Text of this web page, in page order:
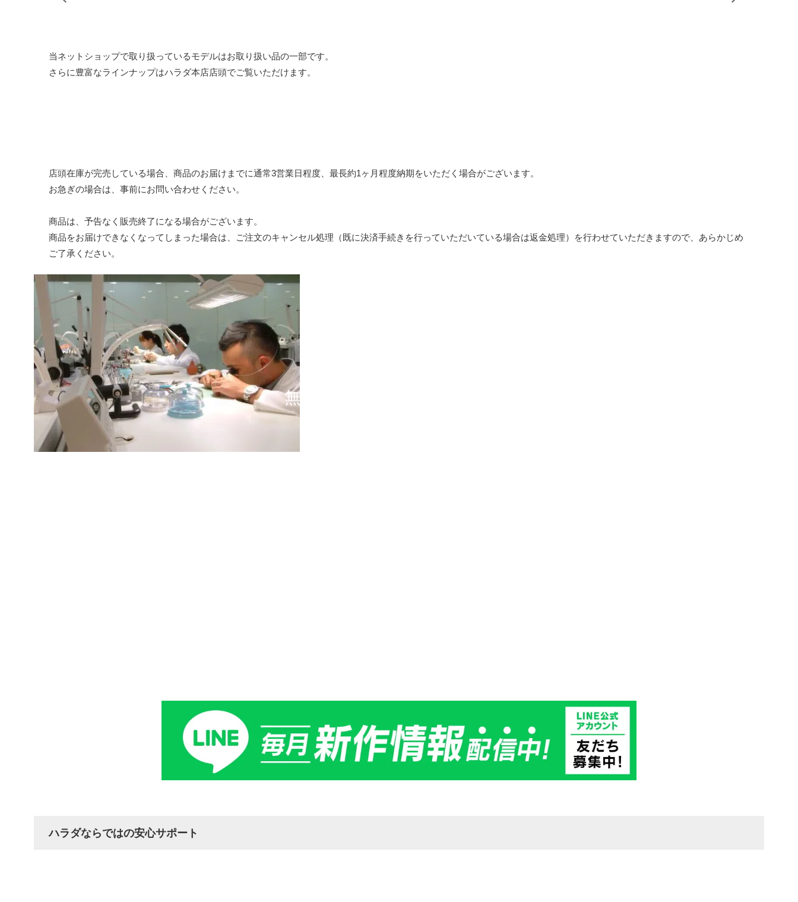
当ネットショップで取り扱っているモデルはお取り扱い品の一部です。
さらに豊富なラインナップはハラダ本店店頭でご覧いただけます。
店頭在庫が完売している場合、商品のお届けまでに通常3営業日程度、最長約1ヶ月程度納期をいただく場合がございます。
お急ぎの場合は、事前にお問い合わせください。
商品は、予告なく販売終了になる場合がございます。
商品をお届けできなくなってしまった場合は、ご注文のキャンセル処理（既に決済手続きを行っていただいている場合は返金処理）を行わせていただきますので、あらかじめ
ご了承ください。
無料ピックアップサービス
ハラダならではの安心サポート